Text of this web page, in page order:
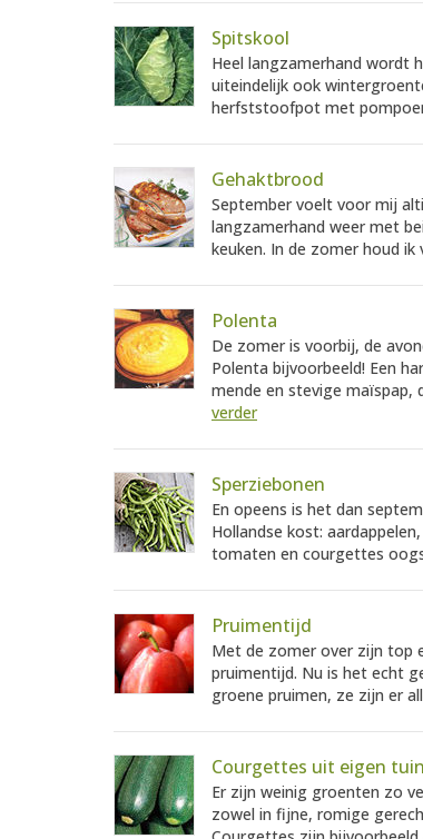
Spitskool
Heel langzamerhand wordt
uiteindelijk ook
herfststoofpot met
Gehaktbrood
September voelt voor mij
langzamerhand weer met
keuken. In de zomer houd ik
Polenta
De zomer is voorbij, de
Polenta bijvoorbeeld! Een
mende en stevige maïspap,
verder
Sperziebonen
En opeens is het dan
Hollandse kost:
tomaten en courgettes
Pruimentijd
Met de zomer over zijn top
pruimentijd. Nu is het echt
groene pruimen, ze zijn er
Courgettes uit eigen tuin
Er zijn weinig groenten zo
zowel in fijne, romige